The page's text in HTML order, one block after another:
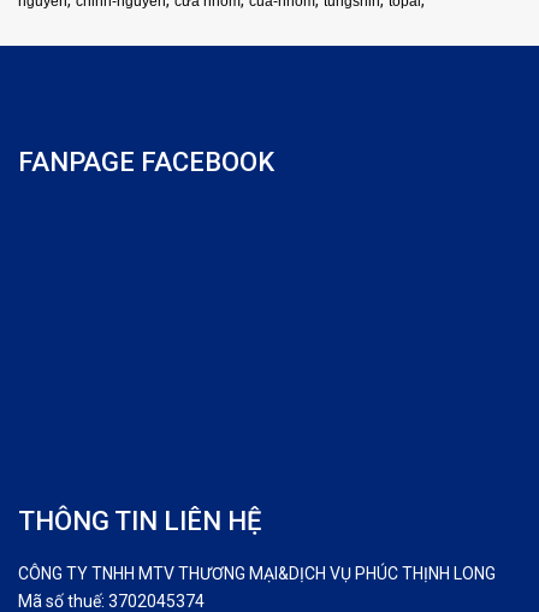
FANPAGE FACEBOOK
THÔNG TIN LIÊN HỆ
CÔNG TY TNHH MTV THƯƠNG MẠI&DỊCH VỤ PHÚC THỊNH LONG
Mã số thuế: 3702045374